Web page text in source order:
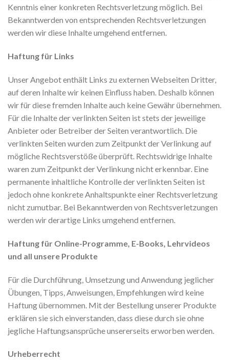
Kenntnis einer konkreten Rechtsverletzung möglich. Bei
Bekanntwerden von entsprechenden Rechtsverletzungen
werden wir diese Inhalte umgehend entfernen.
Haftung für Links
Unser Angebot enthält Links zu externen Webseiten Dritter,
auf deren Inhalte wir keinen Einfluss haben. Deshalb können
wir für diese fremden Inhalte auch keine Gewähr übernehmen.
Für die Inhalte der verlinkten Seiten ist stets der jeweilige
Anbieter oder Betreiber der Seiten verantwortlich. Die
verlinkten Seiten wurden zum Zeitpunkt der Verlinkung auf
mögliche Rechtsverstöße überprüft. Rechtswidrige Inhalte
waren zum Zeitpunkt der Verlinkung nicht erkennbar. Eine
permanente inhaltliche Kontrolle der verlinkten Seiten ist
jedoch ohne konkrete Anhaltspunkte einer Rechtsverletzung
nicht zumutbar. Bei Bekanntwerden von Rechtsverletzungen
werden wir derartige Links umgehend entfernen.
Haftung für Online-Programme, E-Books, Lehrvideos
und all unsere Produkte
Für die Durchführung, Umsetzung und Anwendung jeglicher
Übungen, Tipps, Anweisungen, Empfehlungen wird keine
Haftung übernommen. Mit der Bestellung unserer Produkte
erklären sie sich einverstanden, dass diese durch sie ohne
jegliche Haftungsansprüche unsererseits erworben werden.
Urheberrecht